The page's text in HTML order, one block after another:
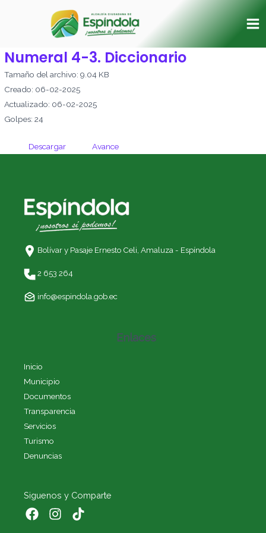
Numeral 4-3. Diccionario
Tamaño del archivo: 9.04 KB
Creado: 06-02-2025
Actualizado: 06-02-2025
Golpes: 24
Descargar Avance
Bolívar y Pasaje Ernesto Celi, Amaluza - Espíndola
2 653 264
info@espindola.gob.ec
Enlaces
Inicio
Municipio
Documentos
Transparencia
Servicios
Turismo
Denuncias
Siguenos y Comparte